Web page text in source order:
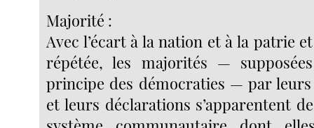
Majorité :
Avec l’écart à la nation et à la patrie
répétée, les majorités —
principe des démocraties — par
et leurs déclarations s’apparentent